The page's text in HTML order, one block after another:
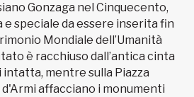
Gonzaga nel Cinquecento,
e speciale da essere inserita fin
Mondiale dell’Umanità
è racchiuso dall’antica cinta
intatta, mentre sulla Piazza
d'Armi affacciano i monumenti